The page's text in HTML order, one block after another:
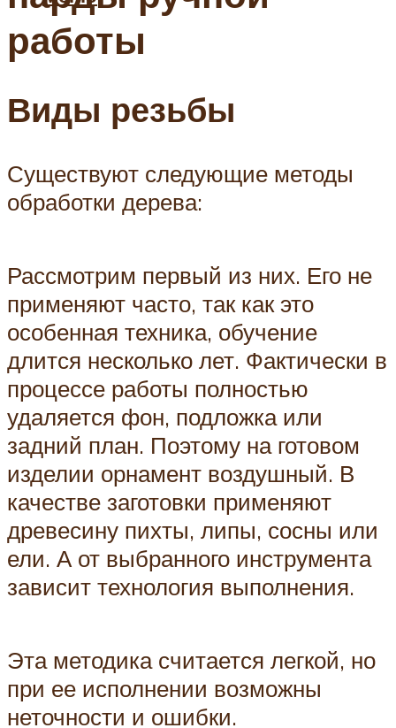
работы
Виды резьбы
Существуют следующие методы
обработки дерева:
Рассмотрим первый из них. Его не
применяют часто, так как это
особенная техника, обучение
длится несколько лет. Фактически в
процессе работы полностью
удаляется фон, подложка или
задний план. Поэтому на готовом
изделии орнамент воздушный. В
качестве заготовки применяют
древесину пихты, липы, сосны или
ели. А от выбранного инструмента
зависит технология выполнения.
Эта методика считается легкой, но
при ее исполнении возможны
неточности и ошибки.